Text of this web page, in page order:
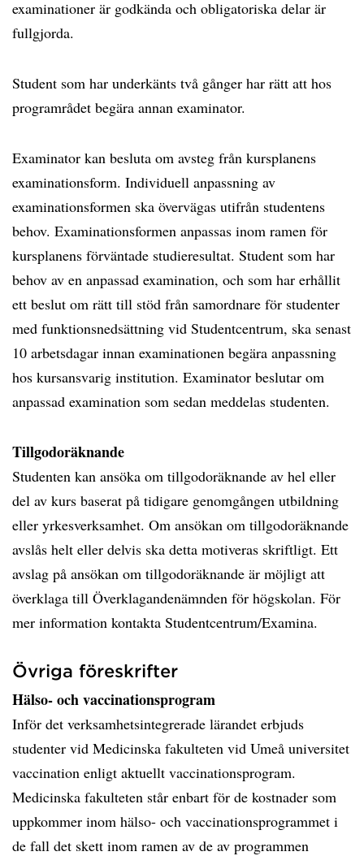
examinationer är godkända och obligatoriska delar är
fullgjorda.
Student som har underkänts två gånger har rätt att hos
programrådet begära annan examinator.
Examinator kan besluta om avsteg från kursplanens
examinationsform. Individuell anpassning av
examinationsformen ska övervägas utifrån studentens
behov. Examinationsformen anpassas inom ramen för
kursplanens förväntade studieresultat. Student som har
behov av en anpassad examination, och som har erhållit
ett beslut om rätt till stöd från samordnare för studenter
med funktionsnedsättning vid Studentcentrum, ska senast
10 arbetsdagar innan examinationen begära anpassning
hos kursansvarig institution. Examinator beslutar om
anpassad examination som sedan meddelas studenten.
Tillgodoräknande
Studenten kan ansöka om tillgodoräknande av hel eller
del av kurs baserat på tidigare genomgången utbildning
eller yrkesverksamhet. Om ansökan om tillgodoräknande
avslås helt eller delvis ska detta motiveras skriftligt. Ett
avslag på ansökan om tillgodoräknande är möjligt att
överklaga till Överklagandenämnden för högskolan. För
mer information kontakta Studentcentrum/Examina.
Övriga föreskrifter
Hälso- och vaccinationsprogram
Inför det verksamhetsintegrerade lärandet erbjuds
studenter vid Medicinska fakulteten vid Umeå universitet
vaccination enligt aktuellt vaccinationsprogram.
Medicinska fakulteten står enbart för de kostnader som
uppkommer inom hälso- och vaccinationsprogrammet i
de fall det skett inom ramen av de av programmen